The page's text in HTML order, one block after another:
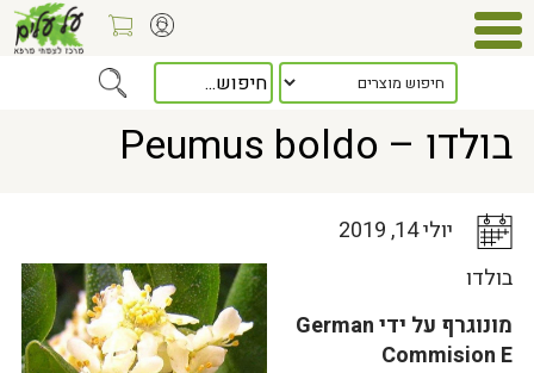
כלל המאמרים> בולדו – Peumus boldo
בולדו – Peumus boldo
יולי 14, 2019
בולדו
מונוגרף על ידי German
Commision E